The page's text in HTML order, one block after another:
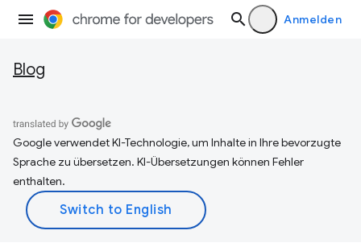
Anmelden
Blog
Google verwendet KI-Technologie, um Inhalte in Ihre bevorzugte
Sprache zu übersetzen. KI-Übersetzungen können Fehler
enthalten.